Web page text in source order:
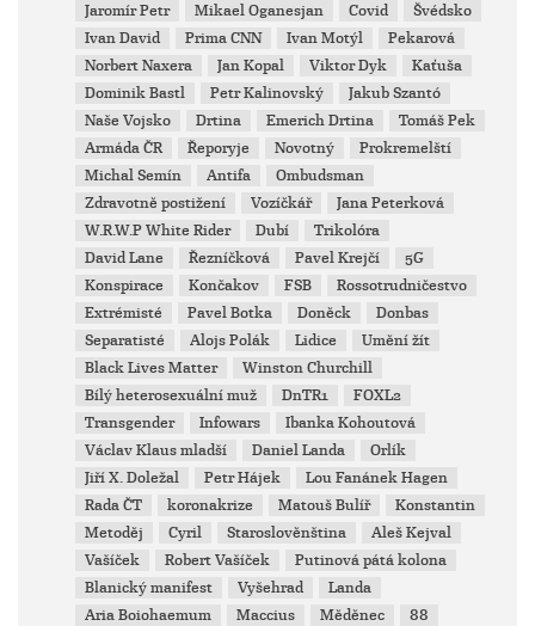
Jaromír Petr
Mikael Oganesjan Covid
Švédsko
Ivan David
Prima CNN Ivan Motýl
Pekarová
Norbert Naxera
Jan Kopal Viktor Dyk
Kaťuša
Dominik Bastl
Petr Kalinovský
Jakub Szantó
Naše Vojsko
Drtina Emerich Drtina
Tomáš Pek
Armáda ČR
Řeporyje Novotný
Prokremelští
Michal Semín
Antifa
Ombudsman
Zdravotně postižení
Vozíčkář
Jana Peterková
W.R.W.P White Rider
Dubí
Trikolóra
David Lane
Řezníčková Pavel Krejčí
5G
Konspirace
Končakov FSB
Rossotrudničestvo
Extrémisté
Pavel Botka Doněck
Donbas
Separatisté
Alojs Polák Lidice
Umění žít
Black Lives Matter
Winston Churchill
Bílý heterosexuální muž
DnTR1
FOXL2
Transgender
Infowars
Ibanka Kohoutová
Václav Klaus mladší
Daniel Landa
Orlík
Jiří X. Doležal
Petr Hájek
Lou Fanánek Hagen
Rada ČT
koronakrize Matouš Bulíř
Konstantin
Metoděj
Cyril Staroslověnština
Aleš Kejval
Vašíček
Robert Vašíček
Putinová pátá kolona
Blanický manifest
Vyšehrad
Landa
Aria Boiohaemum
Maccius Měděnec
88